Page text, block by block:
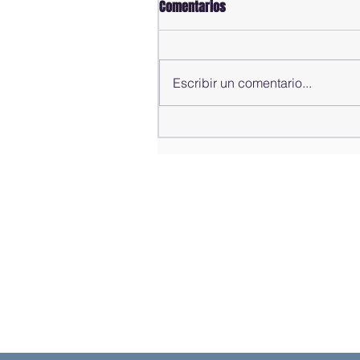
Comentarios
Escribir un comentario...